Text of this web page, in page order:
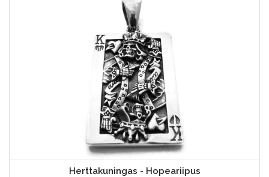
Herttakuningas - Hopeariipus